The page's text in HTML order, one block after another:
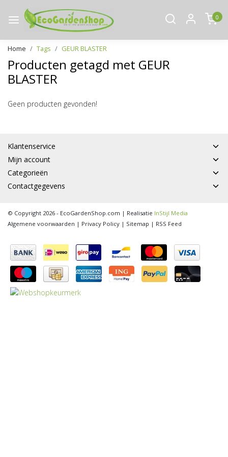
0
Home Tags GEUR BLASTER
Producten getagd met GEUR
BLASTER
Geen producten gevonden!
Klantenservice
Mijn account
Categorieën
Contactgegevens
© Copyright 2026 - EcoGardenShop.com | Realisatie InStijl Media
Algemene voorwaarden | Privacy Policy | Sitemap | RSS Feed